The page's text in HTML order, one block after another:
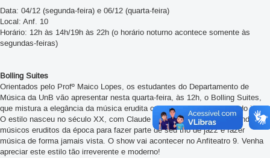
Data: 04/12 (segunda-feira) e 06/12 (quarta-feira)
Local: Anf. 10
Horário: 12h às 14h/19h às 22h (o horário noturno acontece somente às
segundas-feiras)
Bolling Suites
Orientados pelo Profº Maico Lopes, os estudantes do Departamento de
Música da UnB vão apresentar nesta quarta-feira, às 12h, o Bolling Suites,
que mistura a elegância da música erudita com os ritmos modernos do jazz.
O estilo nasceu no século XX, com Claude Bolling, que convidou grandes
músicos eruditos da época para fazer parte de seu trio de jazz e fazer
música de forma jamais vista. O show vai acontecer no Anfiteatro 9. Venha
apreciar este estilo tão irreverente e moderno!